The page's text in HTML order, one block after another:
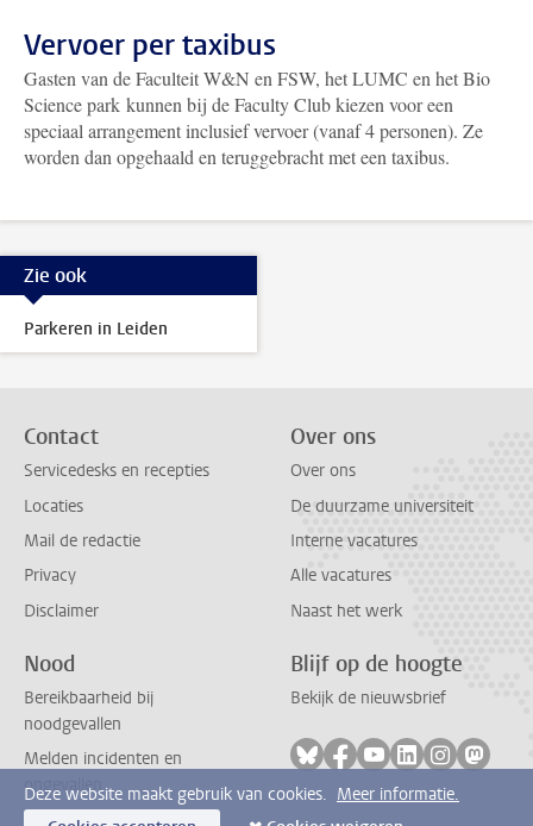
Vervoer per taxibus
Gasten van de Faculteit W&N en FSW, het LUMC en het Bio
Science park kunnen bij de Faculty Club kiezen voor een
speciaal arrangement inclusief vervoer (vanaf 4 personen). Ze
worden dan opgehaald en teruggebracht met een taxibus.
Zie ook
Parkeren in Leiden
Contact
Servicedesks en recepties
Locaties
Mail de redactie
Privacy
Disclaimer
Over ons
Over ons
De duurzame universiteit
Interne vacatures
Alle vacatures
Naast het werk
Nood
Bereikbaarheid bij
noodgevallen
Melden incidenten en
ongevallen
Blijf op de hoogte
Bekijk de nieuwsbrief
Volg ons op bluesky
Volg ons op facebook
Volg ons op
Volg ons op
Volg ons
Volg
Deze website maakt gebruik van cookies. Meer informatie.